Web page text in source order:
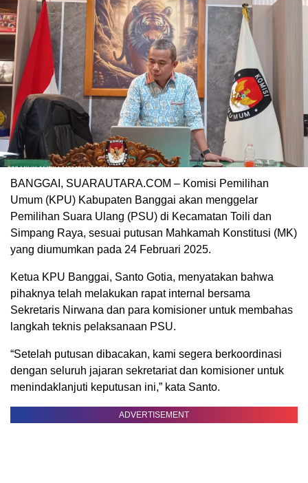
BANGGAI, SUARAUTARA.COM – Komisi Pemilihan
Umum (KPU) Kabupaten Banggai akan menggelar
Pemilihan Suara Ulang (PSU) di Kecamatan Toili dan
Simpang Raya, sesuai putusan Mahkamah Konstitusi (MK)
yang diumumkan pada 24 Februari 2025.
Ketua KPU Banggai, Santo Gotia, menyatakan bahwa
pihaknya telah melakukan rapat internal bersama
Sekretaris Nirwana dan para komisioner untuk membahas
langkah teknis pelaksanaan PSU.
“Setelah putusan dibacakan, kami segera berkoordinasi
dengan seluruh jajaran sekretariat dan komisioner untuk
menindaklanjuti keputusan ini,” kata Santo.
ADVERTISEMENT